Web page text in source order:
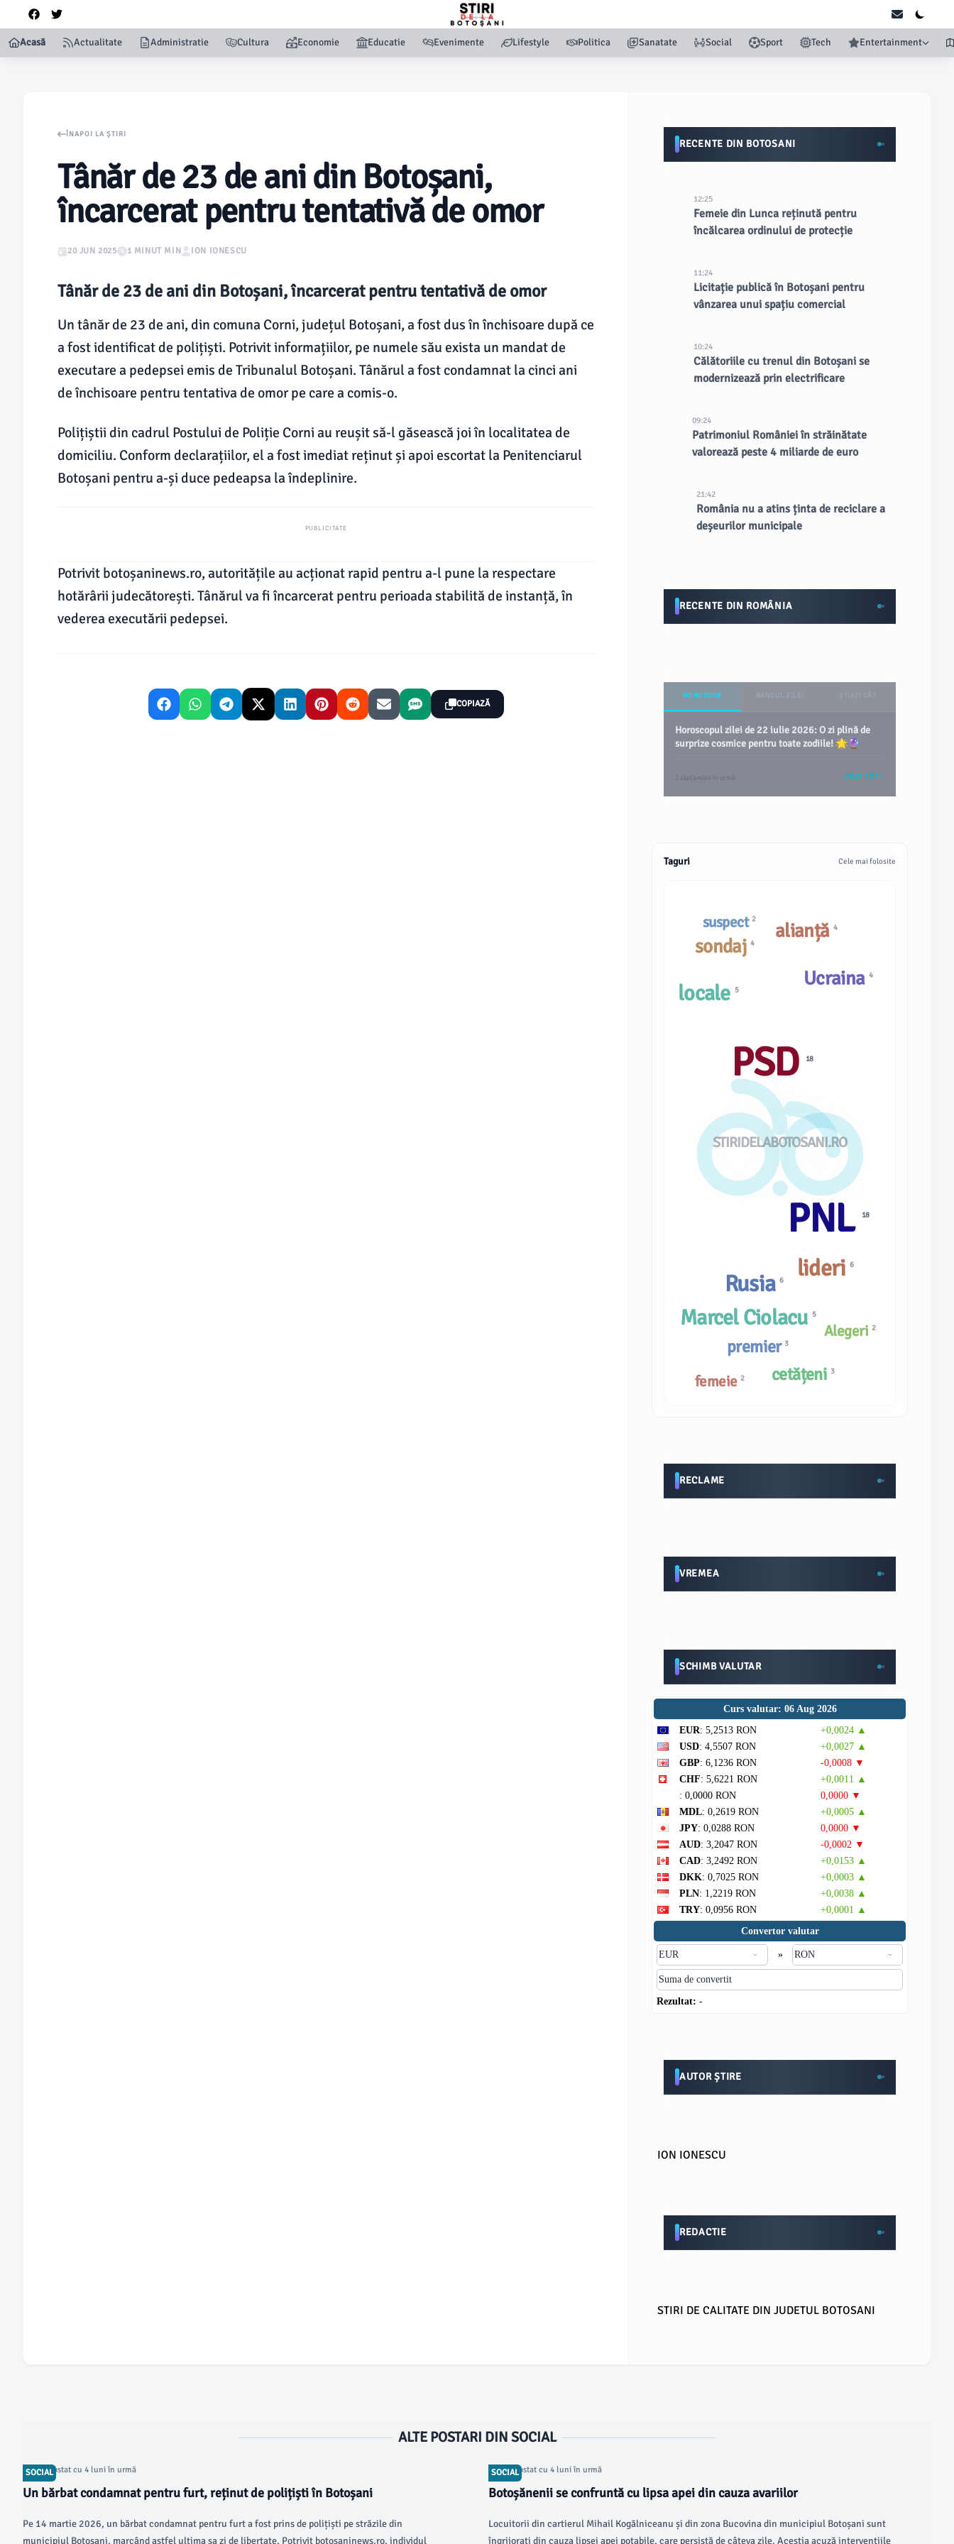
Acasă Actualitate Administratie Cultura Economie Educatie Evenimente Lifestyle Politica Sanatate Social Sport Tech Entertainment
ÎNAPOI LA ȘTIRI
Tânăr de 23 de ani din Botoșani,
încarcerat pentru tentativă de omor
20 JUN 2025 1 MINUT MIN ION IONESCU
Tânăr de 23 de ani din Botoșani, încarcerat pentru tentativă de omor
Un tânăr de 23 de ani, din comuna Corni, județul Botoșani, a fost dus în închisoare după ce
a fost identificat de polițiști. Potrivit informațiilor, pe numele său exista un mandat de
executare a pedepsei emis de Tribunalul Botoșani. Tânărul a fost condamnat la cinci ani
de închisoare pentru tentativa de omor pe care a comis-o.
Polițiștii din cadrul Postului de Poliție Corni au reușit să-l găsească joi în localitatea de
domiciliu. Conform declarațiilor, el a fost imediat reținut și apoi escortat la Penitenciarul
Botoșani pentru a-și duce pedeapsa la îndeplinire.
PUBLICITATE
Potrivit botoșaninews.ro, autoritățile au acționat rapid pentru a-l pune la respectare
hotărârii judecătorești. Tânărul va fi încarcerat pentru perioada stabilită de instanță, în
vederea executării pedepsei.
COPIAZĂ
RECENTE DIN BOTOSANI
12:25
Femeie din Lunca reținută pentru
încălcarea ordinului de protecție
11:24
Licitație publică în Botoșani pentru
vânzarea unui spațiu comercial
10:24
Călătoriile cu trenul din Botoșani se
modernizează prin electrificare
09:24
Patrimoniul României în străinătate
valorează peste 4 miliarde de euro
21:42
România nu a atins ținta de reciclare a
deșeurilor municipale
RECENTE DIN ROMÂNIA
HOROSCOP
Horoscopul zilei de 22 iulie 2026: O zi plină de
surprize cosmice pentru toate zodiile! 🌟🔮
2 săptămâni în urmă VEZI TOT
Taguri Cele mai folosite
STIRIDELABOTOSANI.RO
suspect 2
femeie 2
locale 5
cetățeni 3
premier 3
lideri6
Alegeri 2
Ucraina 4
sondaj4
Marcel Ciolacu 5
PSD 18
alianță 4
Rusia6
PNL 18
RECLAME
VREMEA
SCHIMB VALUTAR
Curs valutar: 06 Aug 2026
EUR: 5,2513 RON
+0,0024 ▲
USD: 4,5507 RON
+0,0027 ▲
GBP: 6,1236 RON
-0,0008 ▼
CHF: 5,6221 RON
+0,0011 ▲
: 0,0000 RON
0,0000 ▼
MDL: 0,2619 RON
+0,0005 ▲
JPY: 0,0288 RON
0,0000 ▼
AUD: 3,2047 RON
-0,0002 ▼
CAD: 3,2492 RON
+0,0153 ▲
DKK: 0,7025 RON
+0,0003 ▲
PLN: 1,2219 RON
+0,0038 ▲
TRY: 0,0956 RON
+0,0001 ▲
Convertor valutar
»
Rezultat: -
AUTOR ȘTIRE
ION IONESCU
REDACTIE
STIRI DE CALITATE DIN JUDETUL BOTOSANI
ALTE POSTARI DIN SOCIAL
SOCIAL
Articol postat cu 4 luni în urmă
Un bărbat condamnat pentru furt, reținut de polițiști în Botoșani
Pe 14 martie 2026, un bărbat condamnat pentru furt a fost prins de polițiști pe străzile din
municipiul Botoșani, marcând astfel ultima sa zi de libertate. Potrivit botosaninews.ro, individul
SOCIAL
Articol postat cu 4 luni în urmă
Botoșănenii se confruntă cu lipsa apei din cauza avariilor
Locuitorii din cartierul Mihail Kogălniceanu și din zona Bucovina din municipiul Botoșani sunt
îngrijorați din cauza lipsei apei potabile, care persistă de câteva zile. Aceștia acuză intervențiile